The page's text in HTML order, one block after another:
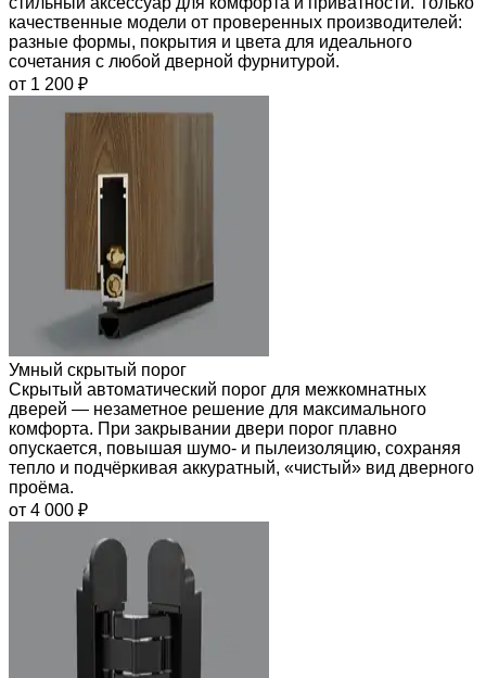
качественные модели от проверенных производителей:
разные формы, покрытия и цвета для идеального
сочетания с любой дверной фурнитурой.
от 1 200 ₽
Умный скрытый порог
Скрытый автоматический порог для межкомнатных
дверей — незаметное решение для максимального
комфорта. При закрывании двери порог плавно
опускается, повышая шумо- и пылеизоляцию, сохраняя
тепло и подчёркивая аккуратный, «чистый» вид дверного
проёма.
от 4 000 ₽